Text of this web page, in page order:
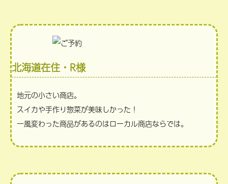
北海道在住・R様
地元の小さい商店。
スイカや手作り惣菜が美味しかった！
一風変わった商品があるのはローカル商店ならでは。